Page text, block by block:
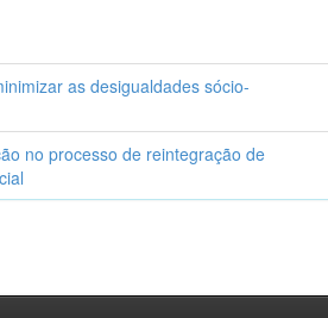
as desigualdades sócio-
no processo de reintegração de